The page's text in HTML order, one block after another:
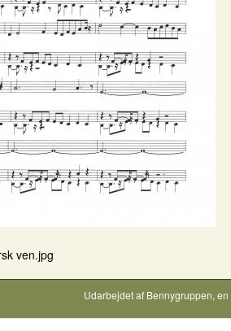
ven.jpg
Udarbejdet af Bennygruppen,